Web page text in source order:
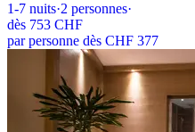
1-7 nuits·2 personnes·
dès 753 CHF
par personne dès CHF 377